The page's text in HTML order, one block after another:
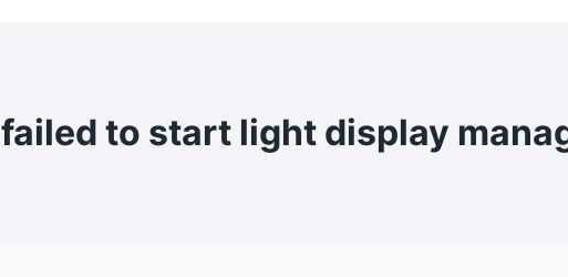
failed to start light display